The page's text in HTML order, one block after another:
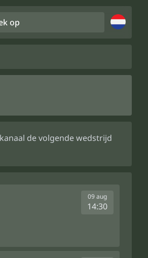
Zoek op
de volgende wedstrijd
09 aug
14:30